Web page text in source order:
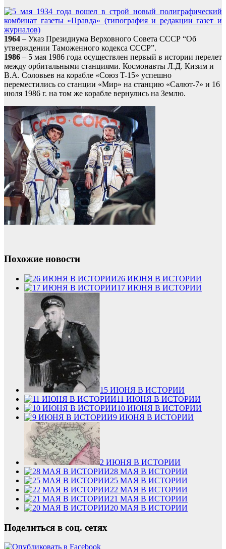
1964 – Указ Президиума Верховного Совета СССР “Об
утверждении Таможенного кодекса СССР”.
1986 – 5 мая 1986 года осуществлен первый в истории перелет
между орбитальными станциями. Космонавты Л.Д. Кизим и
В.А. Соловьев на корабле «Союз T-15» успешно
переместились со станции «Мир» на станцию «Салют-7» и 16
июля 1986 г. на том же корабле вернулись на Землю.
Похожие новости
26 ИЮНЯ В ИСТОРИИ
17 ИЮНЯ В ИСТОРИИ
15 ИЮНЯ В ИСТОРИИ
11 ИЮНЯ В ИСТОРИИ
10 ИЮНЯ В ИСТОРИИ
9 ИЮНЯ В ИСТОРИИ
2 ИЮНЯ В ИСТОРИИ
28 МАЯ В ИСТОРИИ
25 МАЯ В ИСТОРИИ
22 МАЯ В ИСТОРИИ
21 МАЯ В ИСТОРИИ
20 МАЯ В ИСТОРИИ
Поделиться в соц. сетях